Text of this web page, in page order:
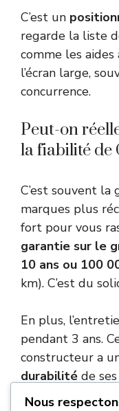
C’est un
regarde la liste
comme les
l’écran large,
concurrence.
Peut-on
la fiabilité de
C’est souvent la
marques plus
fort pour vous
garantie sur le
10 ans ou 100
km). C’est du
En plus,
pendant 3 ans.
constructeur a
durabilité de
électronique.
Nous